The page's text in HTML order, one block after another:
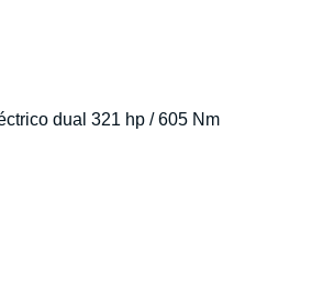
dual 321 hp / 605 Nm